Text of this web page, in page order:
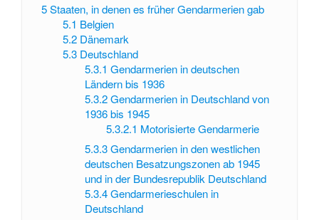
5Staaten, in denen es früher Gendarmerien gab
5.1 Belgien
5.2 Dänemark
5.3 Deutschland
5.3.1 Gendarmerien in deutschen
Ländern bis 1936
5.3.2 Gendarmerien in Deutschland von
1936 bis 1945
5.3.2.1 Motorisierte Gendarmerie
5.3.3 Gendarmerien in den westlichen
deutschen Besatzungszonen ab 1945
und in der Bundesrepublik Deutschland
5.3.4 Gendarmerieschulen in
Deutschland